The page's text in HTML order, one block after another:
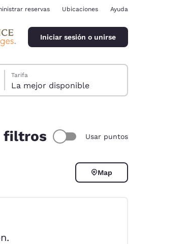
reservas Ubicaciones Ayuda
Iniciar sesión o unirse
Tarifa
La mejor disponible
filtros Usar puntos
Map